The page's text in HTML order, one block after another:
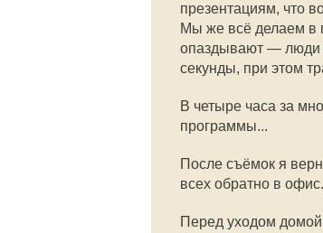
презентациям, что
Мы же всё делаем в
опаздывают — люди
секунды, при этом
В четыре часа за
программы...
После съёмок я
всех обратно в офис.
Перед уходом